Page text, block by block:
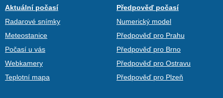
Aktuální počasí
Radarové snímky
Meteostanice
Počasí u vás
Webkamery
Teplotní mapa
Předpověď počasí
Numerický model
Předpověď pro Prahu
Předpověď pro Brno
Předpověď pro Ostravu
Předpověď pro Plzeň